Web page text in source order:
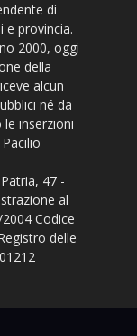
di
e provincia.
2000, oggi
della
alcun
né da
inserzioni
47 -
al
Codice
delle